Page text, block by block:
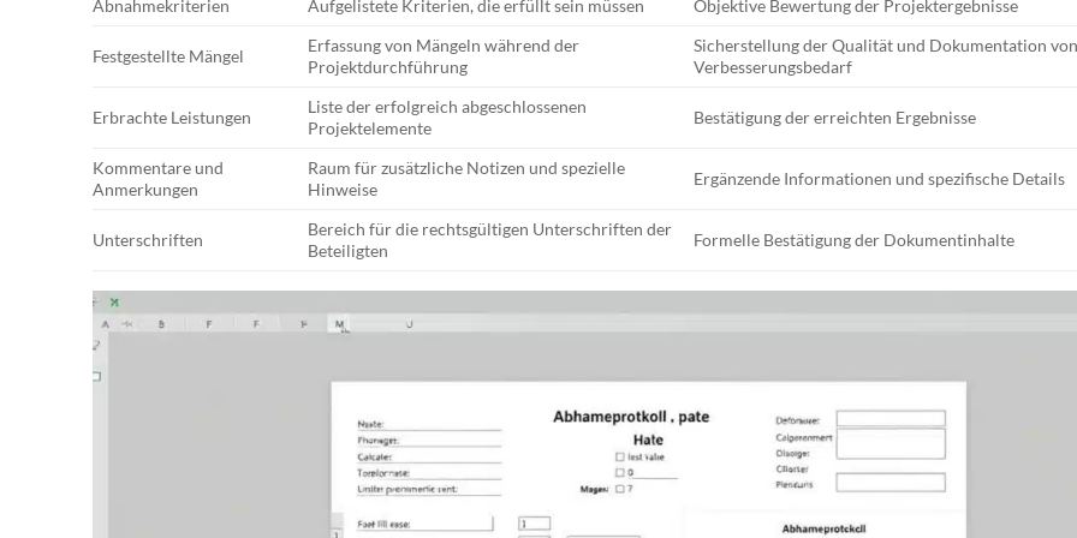
Abnahmekriterien Aufgelistete Kriterien, die erfüllt sein müssen Objektive Bewertung der Projektergebnisse
Festgestellte Mängel
Erfassung von Mängeln während der
Projektdurchführung
Sicherstellung der Qualität und Dokumentation
Verbesserungsbedarf
Erbrachte Leistungen
Liste der erfolgreich abgeschlossenen
Projektelemente
Bestätigung der erreichten Ergebnisse
Kommentare und
Anmerkungen
Raum für zusätzliche Notizen und spezielle
Hinweise
Ergänzende Informationen und spezifische Details
Unterschriften
Bereich für die rechtsgültigen Unterschriften der
Beteiligten
Formelle Bestätigung der Dokumentinhalte